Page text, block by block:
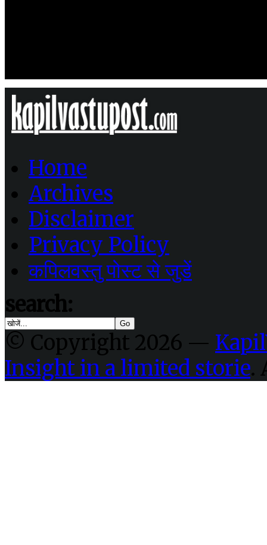
Home
Archives
Disclaimer
Privacy Policy
कपिलवस्तु पोस्ट से जुडें
search:
© Copyright 2026 —
Insight in a limited storie.